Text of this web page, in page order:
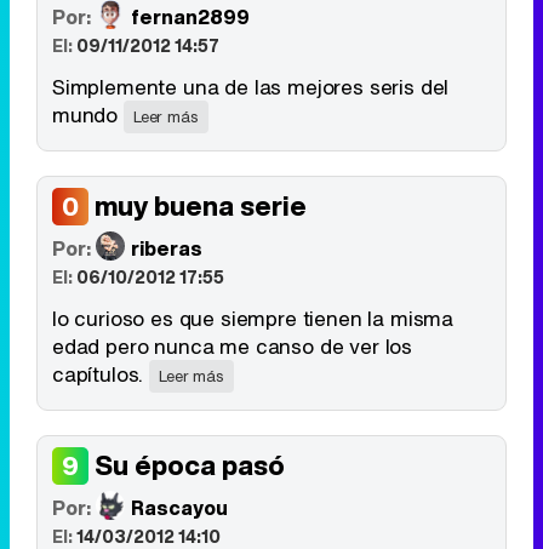
Por: fernan2899
El:09/11/2012 14:57
Simplemente una de las mejores seris del
mundo
Leer más
0 muy buena serie
Por: riberas
El:06/10/2012 17:55
lo curioso es que siempre tienen la misma
edad pero nunca me canso de ver los
capítulos.
Leer más
9 Su época pasó
Por: Rascayou
El:14/03/2012 14:10